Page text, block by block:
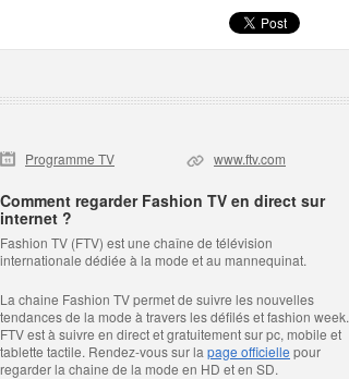
Programme TV www.ftv.com
Comment regarder Fashion TV en direct sur
internet ?
Fashion TV (FTV) est une chaîne de télévision
internationale dédiée à la mode et au mannequinat.
La chaine Fashion TV permet de suivre les nouvelles
tendances de la mode à travers les défilés et fashion week.
FTV est à suivre en direct et gratuitement sur pc, mobile et
tablette tactile. Rendez-vous sur la page officielle pour
regarder la chaine de la mode en HD et en SD.